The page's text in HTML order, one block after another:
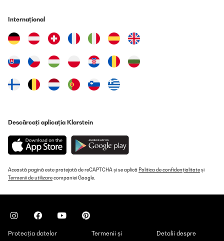
Das Induktionskochfeld von Klarstein bietet für einen Preis von
rund 360 Euro insgesamt eine sehr überzeugende Leistung. Zuvor
800 Euro), das über zehn Jahre zuverlässig im Einsatz war. Vor
diesem Hintergrund fällt der Vergleich positiv aus, auch wenn
sich sehr flexibel positionieren, was im Kochalltag ein echter
fügt sich optisch gut in eine moderne Küche ein.Ein echtes Plus ist
die BBQ-Funktion zum Zusammenlegen der Kochzonen. Größere
Pfannen oder Grillplatten lassen sich damit problemlos nutzen,
ist auch die zentrale Temperaturregelung. Der Regler reagiert
sensibel und präzise. Klassische Plus- und Minus-Tasten, wie
umständlich – hier ist die Lösung deutlich komfortabler.Die
Abschalten noch eine Zeit lang nachlaufen. Technisch
modernes, funktionales Induktionskochfeld mit sehr gutem
Internațional
Descărcați aplicația Klarstein
Această pagină este protejată de reCAPTCHA și se aplică Politica de confidențialitateși
Termenii de utilizarecompaniei Google.
Protecția datelor Termenii și Detalii despre